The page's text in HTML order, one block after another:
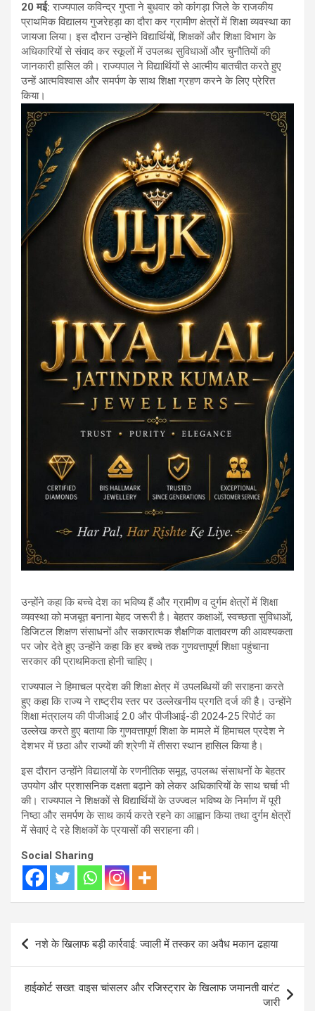
20 मई:राज्यपाल कविन्द्र गुप्ता ने बुधवार को कांगड़ा जिले के राजकीय
प्राथमिक विद्यालय गुजरेहड़ा का दौरा कर ग्रामीण क्षेत्रों में शिक्षा व्यवस्था का
जायजा लिया। इस दौरान उन्होंने विद्यार्थियों, शिक्षकों और शिक्षा विभाग के
अधिकारियों से संवाद कर स्कूलों में उपलब्ध सुविधाओं और चुनौतियों की
जानकारी हासिल की। राज्यपाल ने विद्यार्थियों से आत्मीय बातचीत करते हुए
उन्हें आत्मविश्वास और समर्पण के साथ शिक्षा ग्रहण करने के लिए प्रेरित
किया।
उन्होंने कहा कि बच्चे देश का भविष्य हैं और ग्रामीण व दुर्गम क्षेत्रों में शिक्षा
व्यवस्था को मजबूत बनाना बेहद जरूरी है। बेहतर कक्षाओं, स्वच्छता सुविधाओं,
डिजिटल शिक्षण संसाधनों और सकारात्मक शैक्षणिक वातावरण की आवश्यकता
पर जोर देते हुए उन्होंने कहा कि हर बच्चे तक गुणवत्तापूर्ण शिक्षा पहुंचाना
सरकार की प्राथमिकता होनी चाहिए।
राज्यपाल ने हिमाचल प्रदेश की शिक्षा क्षेत्र में उपलब्धियों की सराहना करते
हुए कहा कि राज्य ने राष्ट्रीय स्तर पर उल्लेखनीय प्रगति दर्ज की है। उन्होंने
शिक्षा मंत्रालय की पीजीआई 2.0 और पीजीआई-डी 2024-25 रिपोर्ट का
उल्लेख करते हुए बताया कि गुणवत्तापूर्ण शिक्षा के मामले में हिमाचल प्रदेश ने
देशभर में छठा और राज्यों की श्रेणी में तीसरा स्थान हासिल किया है।
इस दौरान उन्होंने विद्यालयों के रणनीतिक समूह, उपलब्ध संसाधनों के बेहतर
उपयोग और प्रशासनिक दक्षता बढ़ाने को लेकर अधिकारियों के साथ चर्चा भी
की। राज्यपाल ने शिक्षकों से विद्यार्थियों के उज्ज्वल भविष्य के निर्माण में पूरी
निष्ठा और समर्पण के साथ कार्य करते रहने का आह्वान किया तथा दुर्गम क्षेत्रों
में सेवाएं दे रहे शिक्षकों के प्रयासों की सराहना की।
Social Sharing
Post
navigation
नशे के खिलाफ बड़ी कार्रवाई: ज्वाली में तस्कर का अवैध मकान ढहाया
हाईकोर्ट सख्त: वाइस चांसलर और रजिस्ट्रार के खिलाफ जमानती वारंट
जारी